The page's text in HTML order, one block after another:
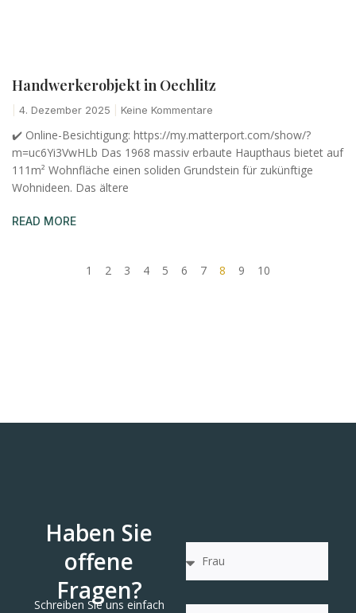
Handwerkerobjekt in Oechlitz
4. Dezember 2025 Keine Kommentare
✔️ Online-Besichtigung: https://my.matterport.com/show/?
m=uc6Yi3VwHLb Das 1968 massiv erbaute Haupthaus bietet auf
111m² Wohnfläche einen soliden Grundstein für zukünftige
Wohnideen. Das ältere
READ MORE
1 2 3 4 5 6 7 8 9 10
Haben Sie
offene
Fragen?
Schreiben Sie uns einfach